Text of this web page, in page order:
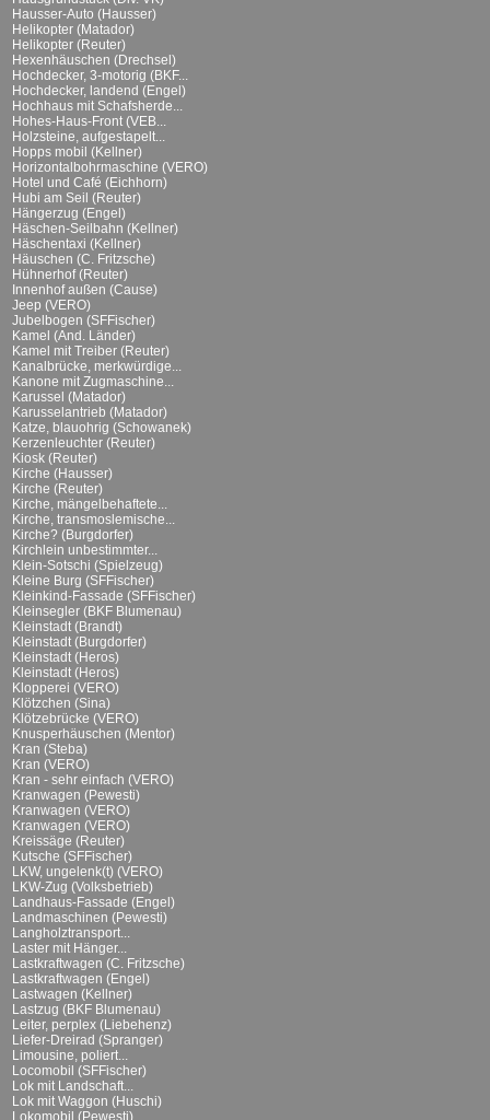
Hausser-Auto (Hausser)
Helikopter (Matador)
Helikopter (Reuter)
Hexenhäuschen (Drechsel)
Hochdecker, 3-motorig (BKF...
Hochdecker, landend (Engel)
Hochhaus mit Schafsherde...
Hohes-Haus-Front (VEB...
Holzsteine, aufgestapelt...
Hopps mobil (Kellner)
Horizontalbohrmaschine (VERO)
Hotel und Café (Eichhorn)
Hubi am Seil (Reuter)
Hängerzug (Engel)
Häschen-Seilbahn (Kellner)
Häschentaxi (Kellner)
Häuschen (C. Fritzsche)
Hühnerhof (Reuter)
Innenhof außen (Cause)
Jeep (VERO)
Jubelbogen (SFFischer)
Kamel (And. Länder)
Kamel mit Treiber (Reuter)
Kanalbrücke, merkwürdige...
Kanone mit Zugmaschine...
Karussel (Matador)
Karusselantrieb (Matador)
Katze, blauohrig (Schowanek)
Kerzenleuchter (Reuter)
Kiosk (Reuter)
Kirche (Hausser)
Kirche (Reuter)
Kirche, mängelbehaftete...
Kirche, transmoslemische...
Kirche? (Burgdorfer)
Kirchlein unbestimmter...
Klein-Sotschi (Spielzeug)
Kleine Burg (SFFischer)
Kleinkind-Fassade (SFFischer)
Kleinsegler (BKF Blumenau)
Kleinstadt (Brandt)
Kleinstadt (Burgdorfer)
Kleinstadt (Heros)
Kleinstadt (Heros)
Klopperei (VERO)
Klötzchen (Sina)
Klötzebrücke (VERO)
Knusperhäuschen (Mentor)
Kran (Steba)
Kran (VERO)
Kran - sehr einfach (VERO)
Kranwagen (Pewesti)
Kranwagen (VERO)
Kranwagen (VERO)
Kreissäge (Reuter)
Kutsche (SFFischer)
LKW, ungelenk(t) (VERO)
LKW-Zug (Volksbetrieb)
Landhaus-Fassade (Engel)
Landmaschinen (Pewesti)
Langholztransport...
Laster mit Hänger...
Lastkraftwagen (C. Fritzsche)
Lastkraftwagen (Engel)
Lastwagen (Kellner)
Lastzug (BKF Blumenau)
Leiter, perplex (Liebehenz)
Liefer-Dreirad (Spranger)
Limousine, poliert...
Locomobil (SFFischer)
Lok mit Landschaft...
Lok mit Waggon (Huschi)
Lokomobil (Pewesti)